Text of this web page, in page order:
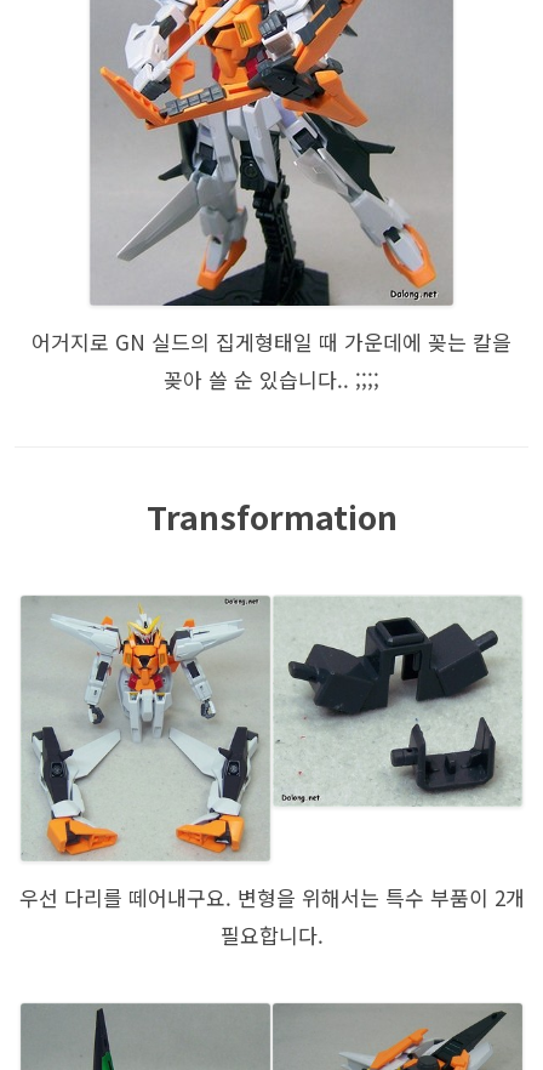
어거지로 GN 실드의 집게형태일 때 가운데에 꽂는 칼을
꽂아 쓸 순 있습니다.. ;;;;
Transformation
우선 다리를 떼어내구요. 변형을 위해서는 특수 부품이 2개
필요합니다.